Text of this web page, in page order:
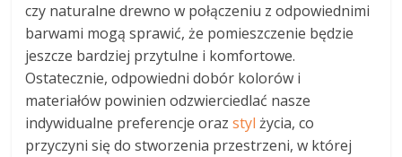
czy naturalne drewno w połączeniu z odpowiednimi
barwami mogą sprawić, że pomieszczenie będzie
jeszcze bardziej przytulne i komfortowe.
Ostatecznie, odpowiedni dobór kolorów i
materiałów powinien odzwierciedlać nasze
indywidualne preferencje orazstyl życia, co
przyczyni się do stworzenia przestrzeni, w której